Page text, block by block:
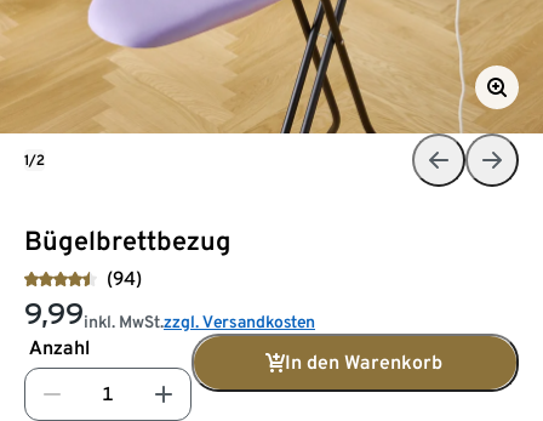
Bügelbrettbezug
(94)
9,99inkl. MwSt.zzgl. Versandkosten
Anzahl
In den Warenkorb
1/2